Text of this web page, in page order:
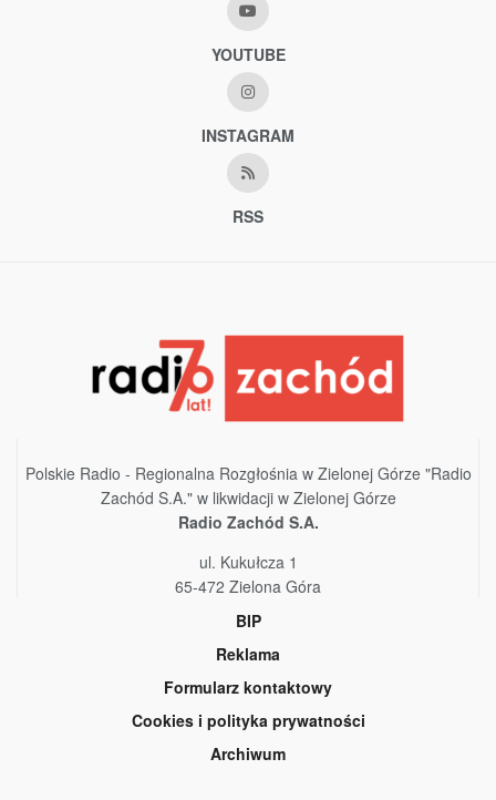
YOUTUBE
INSTAGRAM
RSS
Polskie Radio - Regionalna Rozgłośnia w Zielonej Górze "Radio
Zachód S.A." w likwidacji w Zielonej Górze
Radio Zachód S.A.
ul. Kukułcza 1
65-472 Zielona Góra
BIP
Reklama
Formularz kontaktowy
Cookies i polityka prywatności
Archiwum